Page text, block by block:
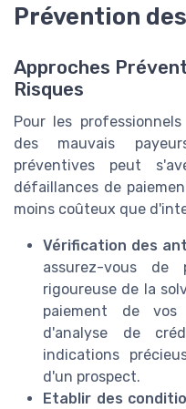
Prévention
Approches
Risques
Pour les
des mauvais
préventives peut
défaillances de
moins coûteux que
Vérification des
assurez-vous de
rigoureuse de la
paiement de
d'analyse de
indications
d'un prospect.
Etablir des